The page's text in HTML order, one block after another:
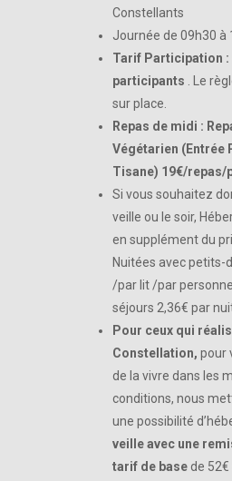
Constellants
Journée de 09h30 à
Tarif Participation :
participants . Le
sur place.
Repas de midi :
Végétarien (Entrée
Tisane) 19€/repas/
Si vous souhaitez
veille ou le soir,
en supplément du
Nuitées avec petits-
/par lit /par
séjours 2,36€ par
Pour ceux qui
Constellation, pour
de la vivre dans les
conditions, nous
une possibilité
veille avec une
tarif de base de 52€